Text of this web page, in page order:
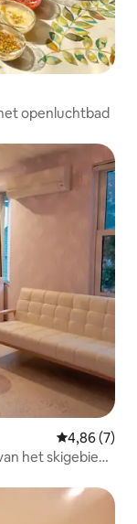
openluchtbad
Gemiddelde
4,86 (7)
het skigebied